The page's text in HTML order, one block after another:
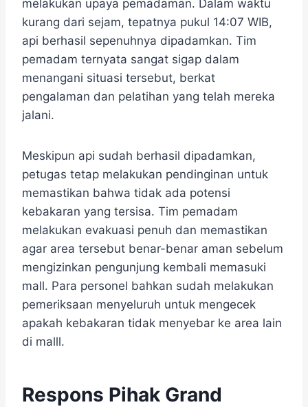
melakukan upaya pemadaman. Dalam waktu
kurang dari sejam, tepatnya pukul 14:07 WIB,
api berhasil sepenuhnya dipadamkan. Tim
pemadam ternyata sangat sigap dalam
menangani situasi tersebut, berkat
pengalaman dan pelatihan yang telah mereka
jalani.
Meskipun api sudah berhasil dipadamkan,
petugas tetap melakukan pendinginan untuk
memastikan bahwa tidak ada potensi
kebakaran yang tersisa. Tim pemadam
melakukan evakuasi penuh dan memastikan
agar area tersebut benar-benar aman sebelum
mengizinkan pengunjung kembali memasuki
mall. Para personel bahkan sudah melakukan
pemeriksaan menyeluruh untuk mengecek
apakah kebakaran tidak menyebar ke area lain
di malll.
Respons Pihak Grand